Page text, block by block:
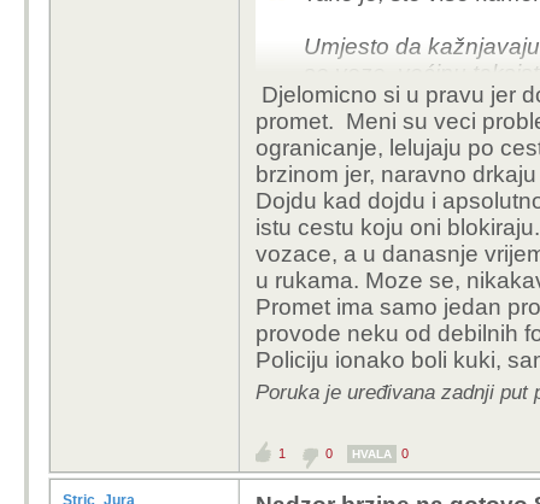
Umjesto da
se voze, većinu
koji ne vežu djecu
romobilima, divljake
promijeniti.
Svi znaju gdje su te
voziti. Svrha im je
um nas balkanaca.
Djelomicno si u pravu jer
promet. Meni su veci
ogranicanje, lelujaju po
brzinom jer, naravno
Dojdu kad dojdu i
istu cestu koju oni
vozace, a u danasnje
u rukama. Moze se,
Promet ima samo jedan
provode neku od debilnih
Policiju ionako boli kuki,
Poruka je uređivana zadnji put
1 0 HVALA 0
Stric_Jura